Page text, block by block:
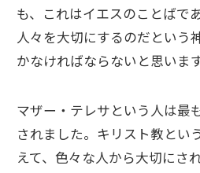
も、これはイエスのことばで
人々を大切にするのだという
かなければならないと思います
マザー・テレサという人は最
されました。キリスト教とい
えて、色々な人から大切にさ